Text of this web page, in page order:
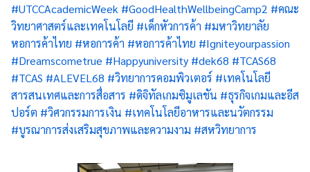
#UTCCAcademicWeek #GoodHealthWellbeingCamp2 #คณะ
วิทยาศาสตร์และเทคโนโลยี #เด็กหัวการค้า #มหาวิทยาลัย
หอการค้าไทย #หอการค้า #หอการค้าไทย #Igniteyourpassion
#Dreamscometrue #Happyuniversity #dek68 #TCAS68
#TCAS #ALEVEL68 #วิทยาการคอมพิวเตอร์ #เทคโนโลยี
สารสนเทศและการสื่อสาร #ดิจิทัลเกมซิมูเลชัน #ธุรกิจเกมและอีส
ปอร์ต #วิศวกรรมการเงิน #เทคโนโลยีอาหารและนวัตกรรม
#บูรณาการส่งเสริมสุขภาพและความงาม #สหวิทยาการ